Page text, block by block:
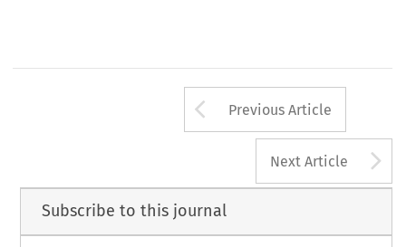
Arrow button
Previous Article
Next Article
Subscribe to this journal